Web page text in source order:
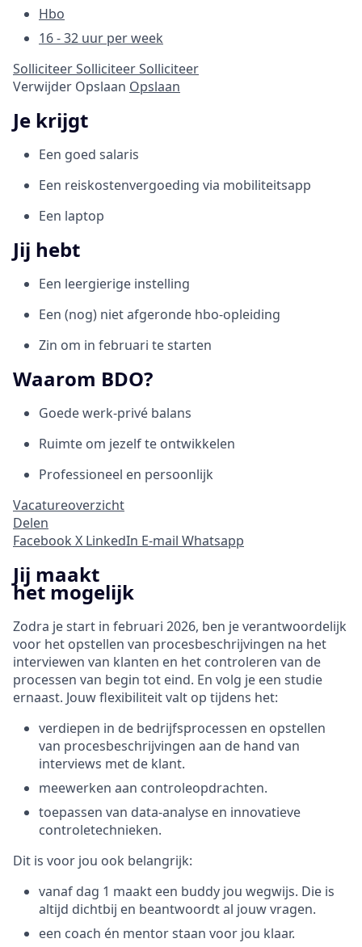
Hbo
16 - 32 uur per week
SolliciteerSolliciteerSolliciteer
Verwijder Opslaan Opslaan
Je krijgt
Een goed salaris
Een reiskostenvergoeding via mobiliteitsapp
Een laptop
Jij hebt
Een leergierige instelling
Een (nog) niet afgeronde hbo-opleiding
Zin om in februari te starten
Waarom BDO?
Goede werk-privé balans
Ruimte om jezelf te ontwikkelen
Professioneel en persoonlijk
Vacatureoverzicht
Delen
Facebook X LinkedIn E-mail Whatsapp
Jij maakt
het mogelijk
Zodra je start in februari 2026, ben je verantwoordelijk
voor het opstellen van procesbeschrijvingen na het
interviewen van klanten en het controleren van de
processen van begin tot eind. En volg je een studie
ernaast. Jouw flexibiliteit valt op tijdens het:
verdiepen in de bedrijfsprocessen en opstellen
van procesbeschrijvingen aan de hand van
interviews met de klant.
meewerken aan controleopdrachten.
toepassen van data-analyse en innovatieve
controletechnieken.
Dit is voor jou ook belangrijk:
vanaf dag 1 maakt een buddy jou wegwijs. Die is
altijd dichtbij en beantwoordt al jouw vragen.
een coach én mentor staan voor jou klaar.